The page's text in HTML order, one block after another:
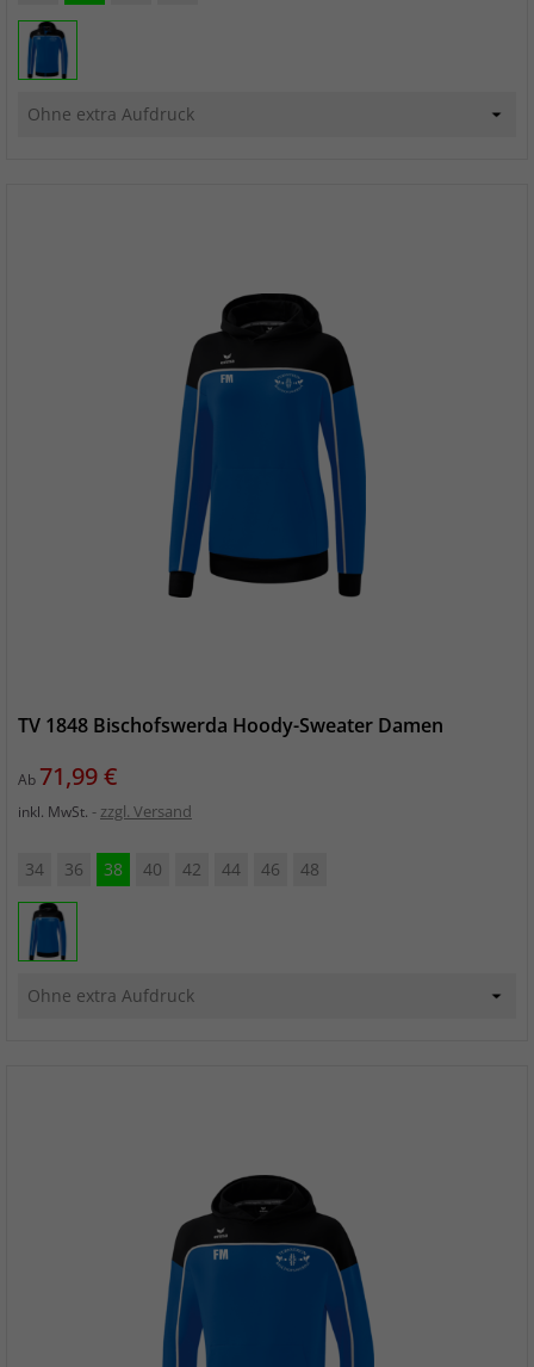
TV 1848 Bischofswerda Hoody-Sweater Damen
Ab Preis
71,99 €
inkl. MwSt. zzgl. Versand
34 36 38 40 42 44 46 48